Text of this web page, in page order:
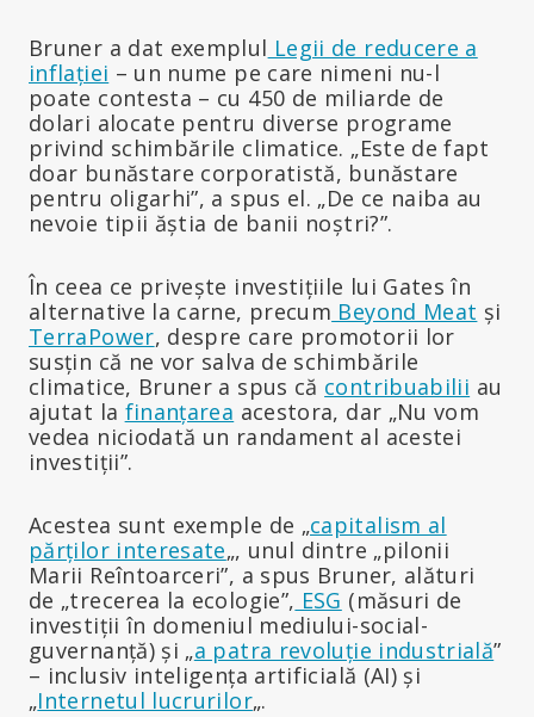
Bruner a dat exemplul Legii de reducere a
inflației – un nume pe care nimeni nu-l
poate contesta – cu 450 de miliarde de
dolari alocate pentru diverse programe
privind schimbările climatice. „Este de fapt
doar bunăstare corporatistă, bunăstare
pentru oligarhi”, a spus el. „De ce naiba au
nevoie tipii ăștia de banii noștri?”.
În ceea ce privește investițiile lui Gates în
alternative la carne, precum Beyond Meat și
TerraPower, despre care promotorii lor
susțin că ne vor salva de schimbările
climatice, Bruner a spus că contribuabilii au
ajutat la finanțarea acestora, dar „Nu vom
vedea niciodată un randament al acestei
investiții”.
Acestea sunt exemple de „capitalism al
părților interesate„, unul dintre „pilonii
Marii Reîntoarceri”, a spus Bruner, alături
de „trecerea la ecologie”, ESG (măsuri de
investiții în domeniul mediului-social-
guvernanță) și „a patra revoluție industrială”
– inclusiv inteligența artificială (AI) și
„Internetul lucrurilor„.